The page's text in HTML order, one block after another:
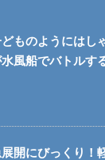
ものようにはし
風船でバトルす
開にびっくり！